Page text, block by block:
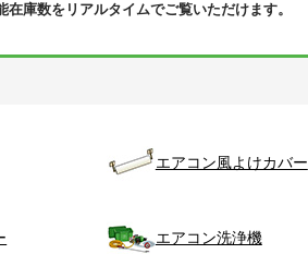
庫数をリアルタイムでご覧いただけます。
エアコン風よけカバー
エアコン洗浄機